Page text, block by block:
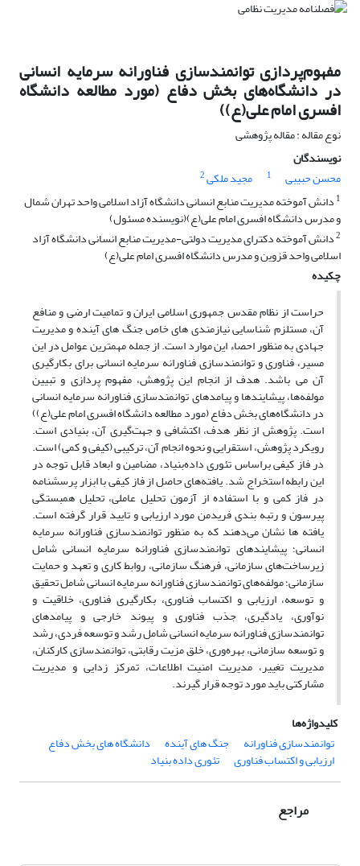
مفهوم‌پردازی توانمندسازی فناورانه سرمایه انسانی
در دانشگاه‌های بخش دفاع (مورد مطالعه دانشگاه
افسری امام علی(ع))
نوع مقاله : مقاله پژوهشی
نویسندگان
محسن حبیبی
1 مجید ملکی2
1 دانش آموخته مدیریت منابع انسانی دانشگاه آزاد اسلامی واحد تهران شمال
و مدرس دانشگاه افسری امام علی(ع)(نویسنده مسئول)
2دانش آموخته دکترای مدیریت دولتی-مدیریت منابع انسانی دانشگاه آزاد
اسلامی واحد قزوین و مدرس دانشگاه افسری امام علی(ع)
چکیده
حراست از نظام مقدس جمهوری اسلامی ایران و تمامیت ارضی و منافع
آن، مستلزم شناسایی نیازمندی های خاص جنگ های آینده و مدیریت
جهادی به منظور احصاء این موارد است. از جمله مهمترین عوامل در این
مسیر، فناوری و توانمندسازی فناورانه سرمایه انسانی برای بکارگیری
آن می باشد. هدف از انجام این پژوهش، مفهوم پردازی و تبیین
مولفه‌ها، پیشایندها و پیامدهای توانمندسازی فناورانه سرمایه انسانی
در دانشگاه‌های بخش دفاع (مورد مطالعه دانشگاه افسری امام علی(ع))
است. پژوهش از نظر هدف، اکتشافی و جهت‌گیری آن، بنیادی است.
رویکرد پژوهش، استقرایی و نحوه انجام آن، ترکیبی (کیفی و کمی) است.
در فاز کیفی براساس تئوری داده‌بنیاد، مضامین و ابعاد قابل ‌توجه در
این رابطه استخراج شد. یافته‌های حاصل از فاز کیفی با ابزار پرسشنامه
در فاز کمی و با استفاده از آزمون تحلیل عاملی، تحلیل همبستگی
پیرسون و رتبه بندی فریدمن مورد ارزیابی و تایید قرار گرفته است.
یافته ها نشان می‌دهند که به منظور توانمندسازی فناورانه سرمایه
انسانی؛ پیشایندهای توانمندسازی فناورانه سرمایه انسانی شامل
زیرساخت‌های سازمانی، فرهنگ سازمانی، روابط کاری و تعهد و حمایت
سازمانی؛ مولفه‌های توانمندسازی فناورانه سرمایه انسانی شامل تحقیق
و توسعه، ارزیابی و اکتساب فناوری، بکارگیری فناوری، خلاقیت و
نوآوری، یادگیری، جذب فناوری و پیوند خارجی و پیامدهای
توانمندسازی فناورانه سرمایه انسانی شامل رشد و توسعه فردی، رشد
و توسعه سازمانی، بهره‌وری، خلق مزیت رقابتی، توانمند‌سازی کارکنان،
مدیریت تغییر، مدیریت امنیت اطلاعات، تمرکز زدایی و مدیریت
مشارکتی باید مورد توجه قرار گیرند.
کلیدواژه‌ها
توانمندسازی فناورانه
جنگ های آینده دانشگاه های بخش دفاع
ارزیابی و اکتساب فناوری تئوری داده بنیاد
مراجع